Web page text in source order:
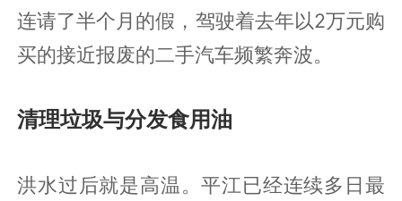
连请了半个月的假，驾驶着去年以2万元购
买的接近报废的二手汽车频繁奔波。
清理垃圾与分发食用油
洪水过后就是高温。平江已经连续多日最